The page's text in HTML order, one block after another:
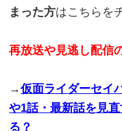
まった方はこちらを
再放送や見逃し配信
→仮面ライダーセイ
や1話・最新話を見
る？